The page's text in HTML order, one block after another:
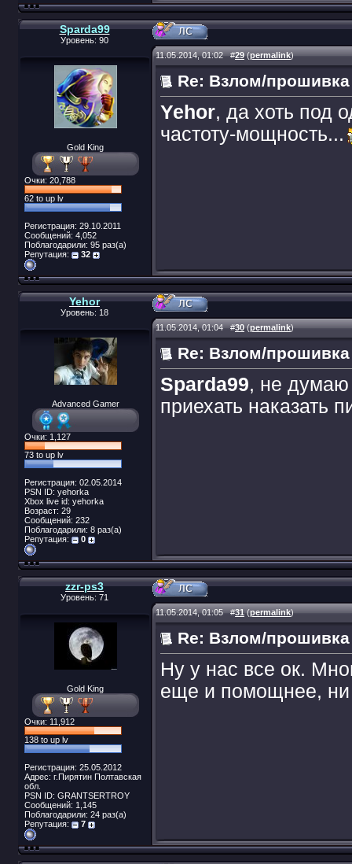
Sparda99
Уровень: 90
Gold King
Очки: 20,788
62 to up lv
Регистрация: 29.10.2011
Сообщений: 4,052
Поблагодарили: 95 раз(а)
Репутация:
32
11.05.2014, 01:02#29(permalink)
Re: Взлом/прошивка
Yehor, да хоть под
частоту-мощность...
Yehor
Уровень: 18
Advanced Gamer
Очки: 1,127
73 to up lv
Регистрация: 02.05.2014
PSN ID: yehorka
Xbox live id: yehorka
Возраст: 29
Сообщений: 232
Поблагодарили: 8 раз(а)
Репутация:
0
11.05.2014, 01:04#30(permalink)
Re: Взлом/прошивка
Sparda99, не думаю
приехать наказать
zzr-ps3
Уровень: 71
Gold King
Очки: 11,912
138 to up lv
Регистрация: 25.05.2012
Адрес: г.Пирятин Полтавская
обл.
PSN ID: GRANTSERTROY
Сообщений: 1,145
Поблагодарили: 24 раз(а)
Репутация:
7
11.05.2014, 01:05#31(permalink)
Re: Взлом/прошивка
Ну у нас все ок.
еще и помощнее, ни